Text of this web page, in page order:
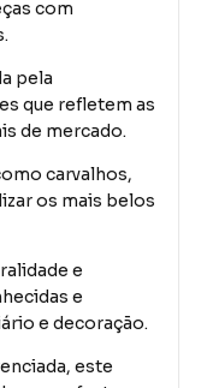
com
pela
que refletem as
de mercado.
carvalhos,
os mais belos
e
e
e decoração.
este